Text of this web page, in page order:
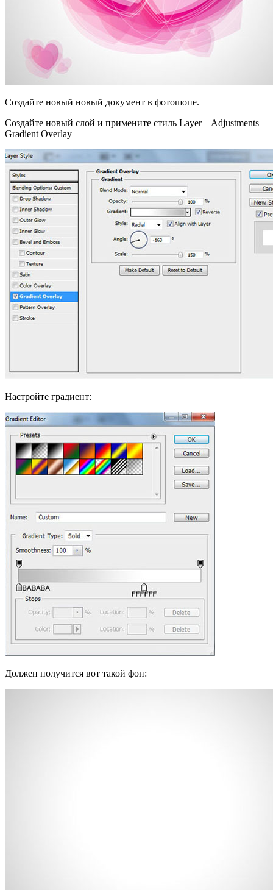
Создайте новый новый документ в фотошопе.
Создайте новый слой и примените стиль Layer – Adjustments –
Gradient Overlay
Настройте градиент:
Должен получится вот такой фон: